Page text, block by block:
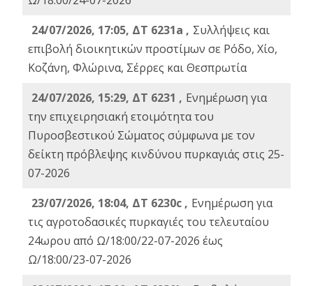
24/07/2026, 17:05, ΔΤ 6231a , Συλλήψεις και
επιβολή διοικητικών προστίμων σε Ρόδο, Χίο,
Κοζάνη, Φλώρινα, Σέρρες και Θεσπρωτία
24/07/2026, 15:29, ΔΤ 6231 , Ενημέρωση για
την επιχειρησιακή ετοιμότητα του
Πυροσβεστικού Σώματος σύμφωνα με τον
δείκτη πρόβλεψης κινδύνου πυρκαγιάς στις 25-
07-2026
23/07/2026, 18:04, ΔΤ 6230c , Ενημέρωση για
τις αγροτοδασικές πυρκαγιές του τελευταίου
24ωρου από Ω/18:00/22-07-2026 έως
Ω/18:00/23-07-2026